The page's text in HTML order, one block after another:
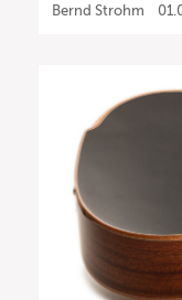
Bernd Strohm